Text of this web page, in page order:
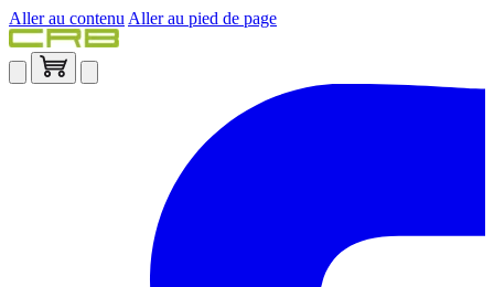
Aller au contenu Aller au pied de page